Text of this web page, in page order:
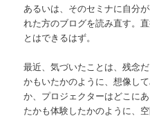
あるいは、そのセミナに自分
れた方のブログを読み直す。
とはできるはず。
最近、気づいたことは、残念
かもいたかのように、想像し
か、プロジェクターはどこに
たかも体験したかのように、空